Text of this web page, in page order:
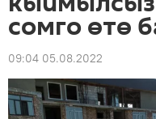
сомго өтө
09:04 05.08.2022